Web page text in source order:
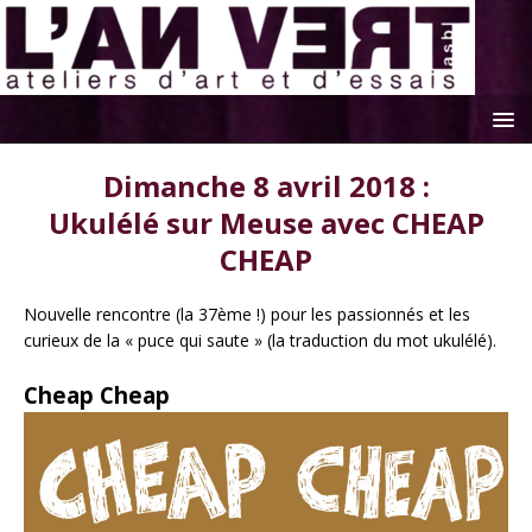
Dimanche 8 avril 2018 :
Ukulélé sur Meuse avec CHEAP
CHEAP
Nouvelle rencontre (la 37ème !) pour les passionnés et les
curieux de la « puce qui saute » (la traduction du mot ukulélé).
Cheap Cheap